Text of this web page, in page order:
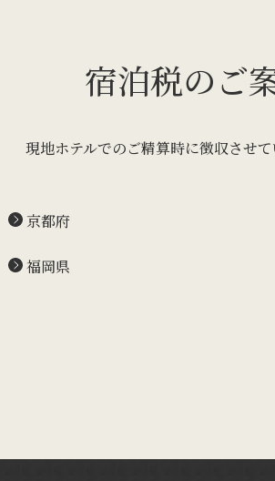
宿泊税のご
現地ホテルでのご精算時に徴収させて
京都府
福岡県